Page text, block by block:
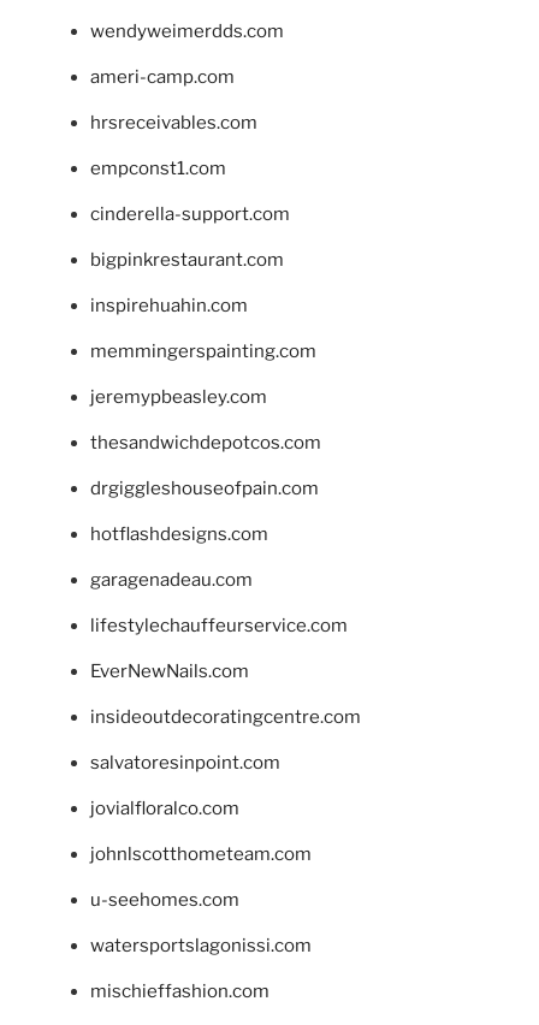
wendyweimerdds.com
ameri-camp.com
hrsreceivables.com
empconst1.com
cinderella-support.com
bigpinkrestaurant.com
inspirehuahin.com
memmingerspainting.com
jeremypbeasley.com
thesandwichdepotcos.com
drgiggleshouseofpain.com
hotflashdesigns.com
garagenadeau.com
lifestylechauffeurservice.com
EverNewNails.com
insideoutdecoratingcentre.com
salvatoresinpoint.com
jovialfloralco.com
johnlscotthometeam.com
u-seehomes.com
watersportslagonissi.com
mischieffashion.com